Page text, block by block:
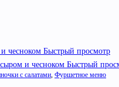
Быстрый просмотр
Быстрый
с салатами, Фуршетное меню